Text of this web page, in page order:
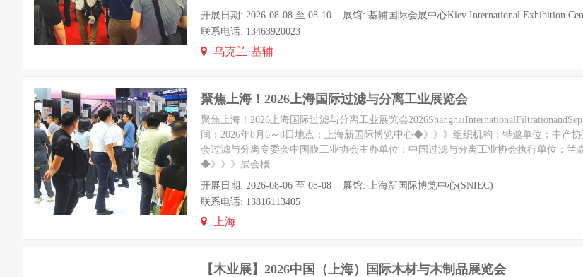
开展日期: 2026-08-08 至 08-10 展馆: 基辅国际会展中心Kiev International Exhibition
联系电话: 13463920023
乌克兰·基辅
聚焦上海！2026上海国际过滤与分离工业展览会
聚焦上海！2026上海国际过滤与分离工业展览会
间：2026年8月6～8日地点：上海新国际博览中心◆》》》组织机构：特邀单位：中产
会过滤与分离专委会中国膜工业协会主办单位：中国过滤与分离工业协会执行单位：兰
◆》》》展会概
开展日期: 2026-08-06 至 08-08 展馆: 上海新国际博览中心(SNIEC)
联系电话: 13816113405
上海
【木业展】2026中国（上海）国际木材与木制品展览会